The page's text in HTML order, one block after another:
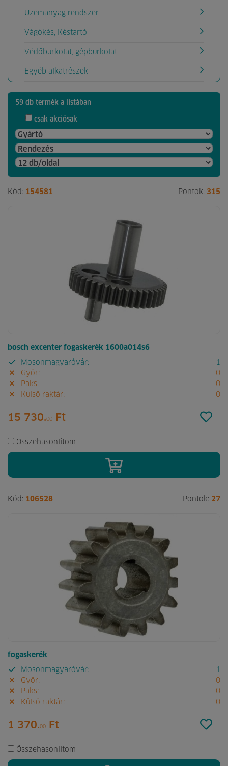
Üzemanyag rendszer
Vágókés, Késtartó
Védőburkolat, gépburkolat
Egyéb alkatrészek
59 db termék a listában
csak akciósak
Kód: 154581 Pontok: 315
bosch excenter fogaskerék 1600a014s6
Mosonmagyaróvár:
1
Győr:
0
Paks:
0
Külső raktár:
0
15 730.00 Ft
Összehasonlítom
Kód: 106528 Pontok: 27
fogaskerék
Mosonmagyaróvár:
1
Győr:
0
Paks:
0
Külső raktár:
0
1 370.00 Ft
Összehasonlítom